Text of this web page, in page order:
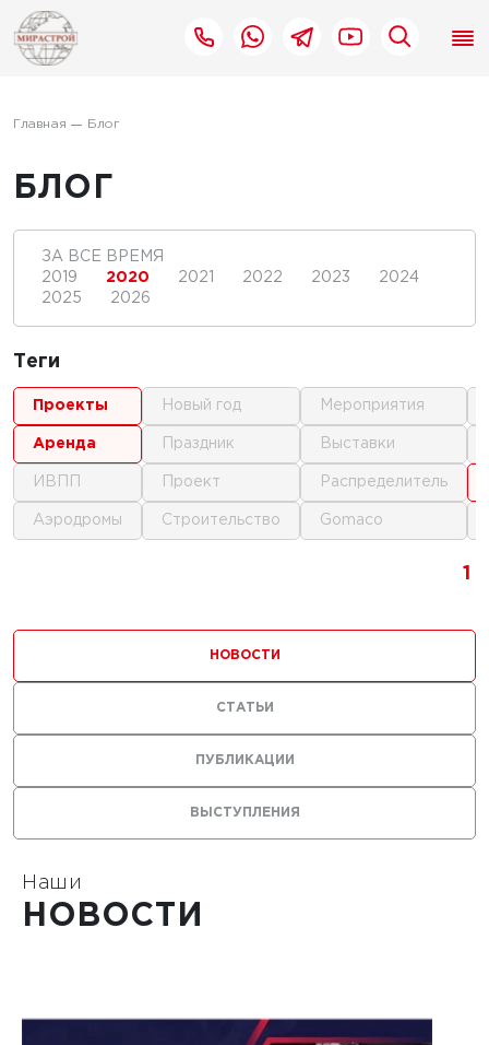
Главная Блог
БЛОГ
1
ВЫСТУПЛЕНИЯ
ПУБЛИКАЦИИ
НОВОСТИ
СТАТЬИ
ЗА ВСЕ ВРЕМЯ
2019
2020 2021 2022 2023
2024
2025
2026
Теги
проекты
аренда
ИВПП
аэродромы
новый год
праздник
проект
строительство
мероприятия
выставки
распределитель
gomaco
Наши
НОВОСТИ